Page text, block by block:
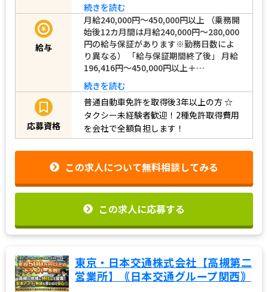
続きを読む
給与
月給240,000円～450,000円以上 （乗務開
始後12カ月間は月給240,000円～280,000
円の給与保証があります※勤務日数によ
り異なる） 「給与保証期間終了後」 月給
196,416円～450,000円以上＋…
続きを読む
応募資格
普通自動車免許を取得後3年以上の方☆
タクシー未経験者歓迎！2種免許取得費用
を会社で全額負担します！
この求人について無料相談してみる
この求人に応募する
東京・日本交通株式会社【高槻第二
営業所】｟日本交通グループ関西｠